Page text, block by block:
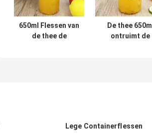
650ml Flessen van
de thee de
De thee 650ml
ontruimt de
Lege Containerflessen